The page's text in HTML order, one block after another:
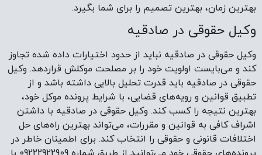
مستر داد تماس بگیرید.
وکیل حقوقی در صادقیه با تهیه و ارائه مستندات و مدارک مورد
پیش‌برد و موفقیت پرونده‌های حقوقی باشد. شما می‌توانید با
شماره تماس 09222922909 از خدمات مشاوره حقوقی مستر داد
استفاده کنید. از ویژگی‌های یک وکیل حقوقی در صادقیه می‌توان
به قابل اعتماد بودن، دردسترس بودن و قابلیت ارتباط مناسب با
موکل اشاره کرد.
بهترین وکیل صادقیه